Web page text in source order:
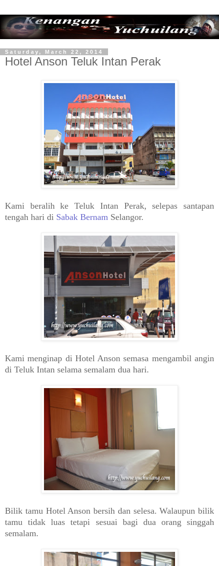
Saturday, March 22, 2014
Hotel Anson Teluk Intan Perak
Kami beralih ke Teluk Intan Perak, selepas santapan
tengah hari di Sabak Bernam Selangor.
Kami menginap di Hotel Anson semasa mengambil angin
di Teluk Intan selama semalam dua hari.
Bilik tamu Hotel Anson bersih dan selesa. Walaupun bilik
tamu tidak luas tetapi sesuai bagi dua orang singgah
semalam.